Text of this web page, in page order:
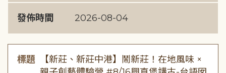
發佈時間 2026-08-04
標題
【新莊、新莊中港】鬧新莊！在地風味 ×